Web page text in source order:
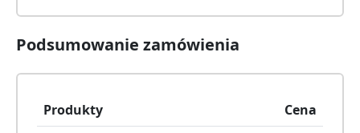
Podsumowanie zamówienia
Produkty
Cena